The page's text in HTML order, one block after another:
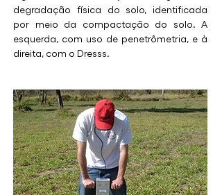
degradação física do solo, identificada
por meio da compactação do solo. A
esquerda, com uso de penetrômetria, e à
direita, com o Dresss.